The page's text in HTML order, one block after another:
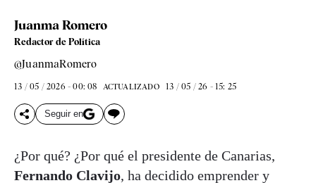
Juanma Romero
Redactor de Política
@JuanmaRomero
13 / 05 / 2026 - 00: 08 ACTUALIZADO 13 / 05 / 26 - 15: 25
Seguir en
¿Por qué? ¿Por qué el presidente de Canarias,
Fernando Clavijo, ha decidido emprender y